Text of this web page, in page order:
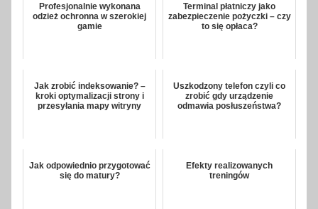
Profesjonalnie wykonana
odzież ochronna w szerokiej
gamie
Terminal płatniczy jako
zabezpieczenie pożyczki – czy
to się opłaca?
Jak zrobić indeksowanie? –
kroki optymalizacji strony i
przesyłania mapy witryny
Uszkodzony telefon czyli co
zrobić gdy urządzenie
odmawia posłuszeństwa?
Jak odpowiednio przygotować
się do matury?
Efekty realizowanych
treningów